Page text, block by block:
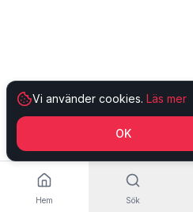
Hem Sök
Vi använder cookies. Läs mer
OK